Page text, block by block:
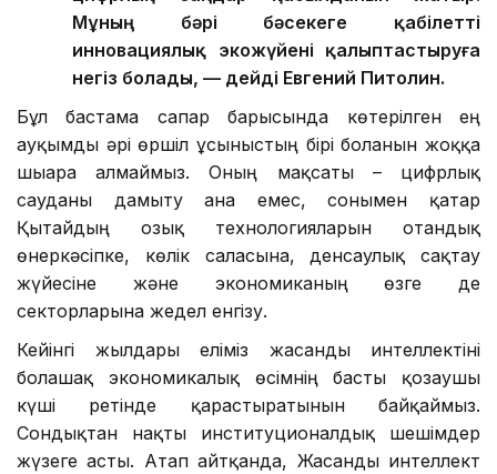
Мұның бәрі бәсекеге қабілетті
инновациялық экожүйені қалыптастыруға
негіз болады, — дейді Евгений Питолин.
Бұл бастама сапар барысында көтерілген ең
ауқымды әрі өршіл ұсыныстың бірі болғанын жоққа
шығара алмаймыз. Оның мақсаты – цифрлық
сауданы дамыту ғана емес, сонымен қатар
Қытайдың озық технологияларын отандық
өнеркәсіпке, көлік саласына, денсаулық сақтау
жүйесіне және экономиканың өзге де
секторларына жедел енгізу.
Кейінгі жылдары еліміз жасанды интеллектіні
болашақ экономикалық өсімнің басты қозғаушы
күші ретінде қарастыратынын байқаймыз.
Сондықтан нақты институционалдық шешімдер
жүзеге асты. Атап айтқанда, Жасанды интеллект